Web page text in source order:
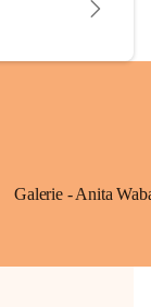
Galerie - Anita